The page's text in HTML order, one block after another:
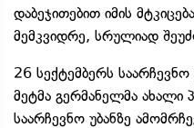
დაბეჯითებით იმის
მემკვიდრე, სრულიად
26 სექტემბერს
მეტმა გერმანელმა ახალი
საარჩევნო უბანზე